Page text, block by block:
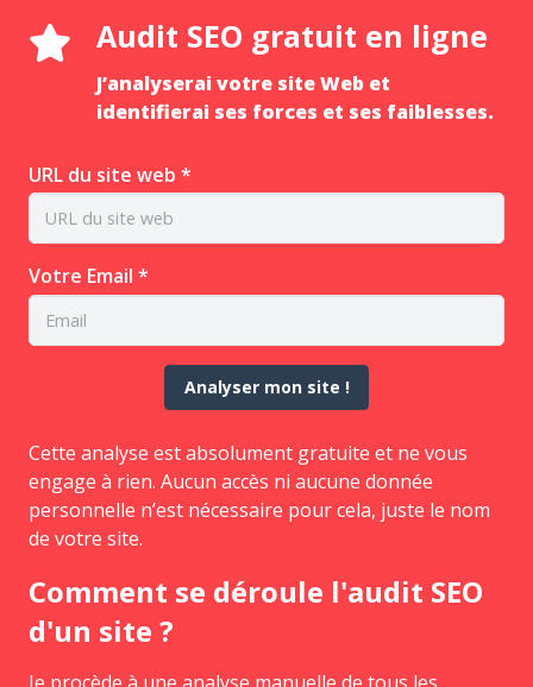
Audit SEO gratuit en ligne
J’analyserai votre site Web et
identifierai ses forces et ses faiblesses.
URL du site web *
Votre Email *
Analyser mon site !
Cette analyse est absolument gratuite et ne vous
engage à rien. Aucun accès ni aucune donnée
personnelle n’est nécessaire pour cela, juste le nom
de votre site.
Comment se déroule l'audit SEO
d'un site ?